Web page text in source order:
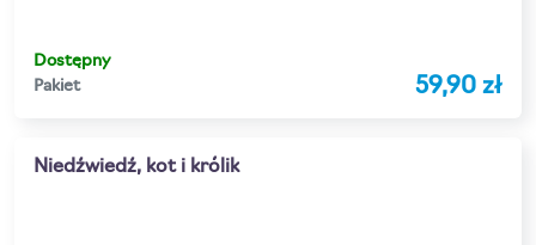
Dostępny
Pakiet
59,90 zł
Niedźwiedź, kot i królik